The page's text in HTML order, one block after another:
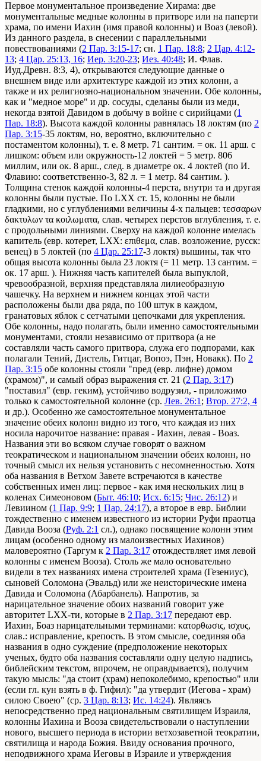
Первое монументальное произведение Хирама: две
монументальные медные колонны в притворе или на паперти
храма, по имени Иахин (имя правой колонны) и Воаз (левой).
Из данного раздела, в снесении с параллельными
повествованиями (2 Пар. 3:15-17; сн. 1 Пар. 18:8; 2 Цар. 4:12-
13; 4 Цар. 25:13, 16; Иер. 3:20-23; Иез. 40:48; И. Флав.
Иуд.Древн. 8:3, 4), открываются следующие данные о
внешнем виде или архитектуре каждой из этих колонн, а
также и их религиозно-национальном значении. Обе колонны,
как и "медное море" и др. сосуды, сделаны были из меди,
некогда взятой Давидом в добычу в войне с сирийцами (1
Пар. 18:8). Высота каждой колонны равнялась 18 локтям (по 2
Пар. 3:15-35 локтям, но, вероятно, включительно с
постаментом колонны), т. е. 8 метр. 71 сантим. = ок. 11 арш. с
лишком: объем или окружность-12 локтей = 5 метр. 806
миллим, или ок. 8 арш., след. в диаметре ок. 4 локтей (по И.
Флавию: соответственно-3, 82 л. = 1 метр. 84 сантим. ).
Толщина стенок каждой колонны-4 перста, внутри та и другая
колонны были пустые. По LXX ст. 15, колонны не были
гладкими, но с углублениями величины 4-х пальцев: τεσσαρων
δακτυλων τα κοιλωματα, слав. четырех перстов вглубления, т. е.
с продольными линиями. Сверху на каждой колонне имелась
капитель (евр. котерет, LXX: επιθεμα, слав. возложение, русск:
венец) в 5 локтей (по 4 Цар. 25:17-3 локтя) вышины, так что
общая высота колонны была 23 локтя (= 11 метр. 13 сантим. =
ок. 17 арш. ). Нижняя часть капителей была выпуклой,
чревообразной, верхняя представляла лилиеобразную
чашечку. На верхнем и нижнем концах этой части
расположены были два ряда, по 100 штук в каждом,
гранатовых яблок с сетчатыми цепочками для укрепления.
Обе колонны, надо полагать, были именно самостоятельными
монументами, стояли независимо от притвора (а не
составляли часть самого притвора, служа его подпорами, как
полагали Тений, Дистель, Гитцаг, Вопоэ, Пэн, Новакк). По 2
Пар. 3:15 обе колонны стояли "пред (евр. лифне) домом
(храмом)", и самый образ выражения ст. 21 (2 Пар. 3:17)
"поставил" (евр. геким), устойчиво водрузил, - приложимо
только к самостоятельной колонне (ср. Лев. 26:1 ; Втор. 27:2, 4
и др.). Особенно же самостоятельное монументальное
значение обеих колонн видно из того, что каждая из них
носила нарочитое название: правая - Иахин, левая - Воаз.
Названия эти во всяком случае говорят о важном
теократическом и национальном значении обеих колонн, но
точный смысл их нельзя установить с несомненностью. Хотя
оба названия в Ветхом Завете встречаются в качестве
собственных имен лиц: первое - как имя нескольких лиц в
коленах Симеоновом (Быт. 46:10; Исх. 6:15; Чис. 26:12) и
Левиином (1 Пар. 9:9; 1 Пар. 24:17), а второе в евр. Библии
тождественно с именем известного из истории Руфи праотца
Давида Вооза (Руф. 2:1 сл.), однако посвящение колонн этим
лицам (особенно одному из малоизвестных Иахинов)
маловероятно (Таргум к 2 Пар. 3:17 отождествляет имя левой
колонны с именем Вооза). Столь же мало основательно
видели в тех названиях имена строителей храма (Гезениус),
сыновей Соломона (Эвальд) или же неисторические имена
Давида и Соломона (Абарбанель). Напротив, за
нарицательное значение обоих названий говорит уже
авторитет LXX-ти, которые в 2 Пар. 3:17 передают евр.
Иахин, Боаз нарицательными терминами: κατορθωσις, ισχυς,
слав.: исправление, крепость. В этом смысле, соединяя оба
названия в одно суждение (предположение некоторых
ученых, будто оба названия составляли одну целую надпись,
библейским текстом, впрочем, не оправдывается), получим
такую мысль: "да стоит (храм) непоколебимо, крепостью" или
(если гл. кун взять в ф. Гифил): "да утвердит (Иегова - храм)
силою Своею" (ср. 3 Цар. 8:13; Ис. 14:24). Являясь
непосредственно пред национальным святилищем Израиля,
колонны Иахина и Вооза свидетельствовали о наступлении
нового, высшего периода в истории ветхозаветной теократии,
святилища и народа Божия. Ввиду основания прочного,
неподвижного храма Иеговы в Израиле и утверждения